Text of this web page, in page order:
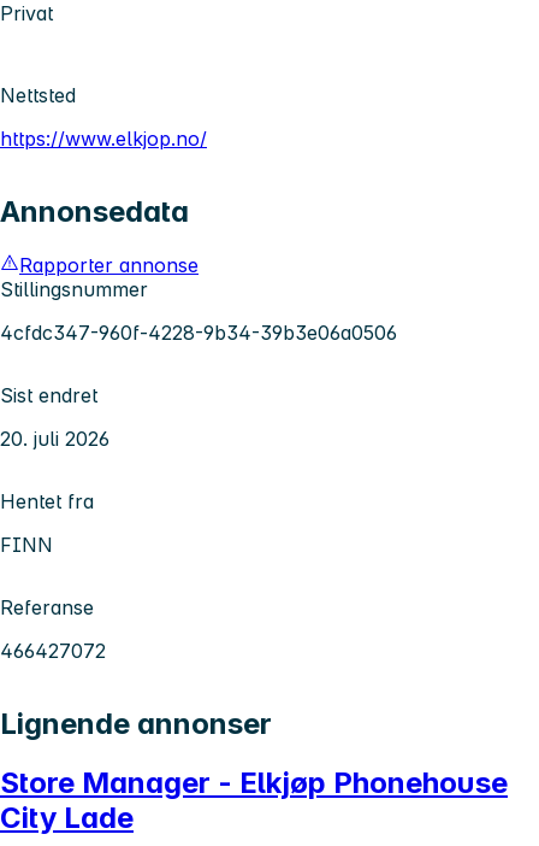
Privat
Nettsted
https://www.elkjop.no/
Annonsedata
Rapporter annonse
Stillingsnummer
4cfdc347-960f-4228-9b34-39b3e06a0506
Sist endret
20. juli 2026
Hentet fra
FINN
Referanse
466427072
Lignende annonser
Store Manager - Elkjøp Phonehouse
City Lade